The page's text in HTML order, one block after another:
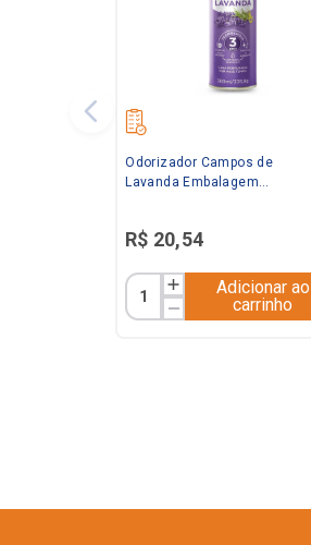
Odorizador Campos de
Lavanda Embalagem
R$ 20,54
Adicionar ao
carrinho